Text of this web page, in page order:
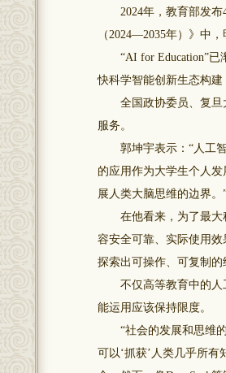
2024年，教育部发布4
（2024—2035年）》中
“AI for Education”已
快科学智能创新生态构
全国政协委员、复旦大
服务。
郭坤宇表示：“人工智
的应用作为大学生个人
展人类大脑思维的边界。
在他看来，为了最大程
容安全可靠、实际使用
探索出可操作、可复制的
不仅高等教育中的人工
能运用应该保持限度。
“社会的发展和思维的
可以‘抓获’人类几乎所